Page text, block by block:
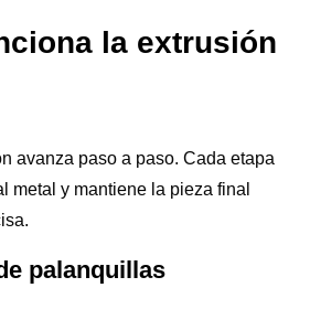
la extrusión
avanza paso a paso. Cada etapa
metal y mantiene la pieza final
palanquillas